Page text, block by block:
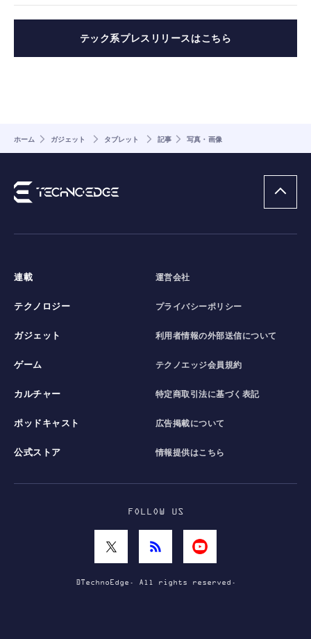
テック系プレスリリースはこちら
ホーム ガジェット タブレット 記事 写真・画像
連載
テクノロジー
ガジェット
ゲーム
カルチャー
ポッドキャスト
公式ストア
運営会社
プライバシーポリシー
利用者情報の外部送信について
テクノエッジ会員規約
特定商取引法に基づく表記
広告掲載について
情報提供はこちら
FOLLOW US
©TechnoEdge. All rights reserved.